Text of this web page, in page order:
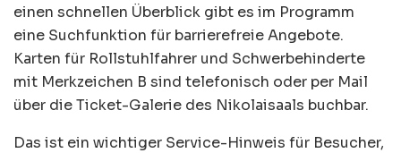
einen schnellen Überblick gibt es im Programm
eine Suchfunktion für barrierefreie Angebote.
Karten für Rollstuhlfahrer und Schwerbehinderte
mit Merkzeichen B sind telefonisch oder per Mail
über die Ticket-Galerie des Nikolaisaals buchbar.
Das ist ein wichtiger Service-Hinweis für Besucher,